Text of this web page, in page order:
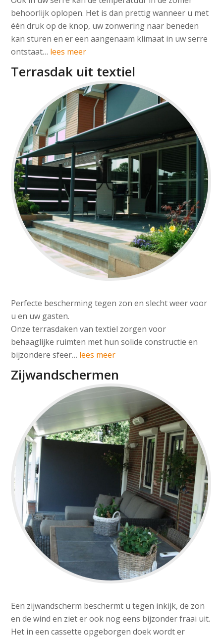
behoorlijk oplopen. Het is dan prettig wanneer u met
één druk op de knop, uw zonwering naar beneden
kan sturen en er een aangenaam klimaat in uw serre
ontstaat… lees meer
Terrasdak uit textiel
Perfecte bescherming tegen zon en slecht weer voor
u en uw gasten.
Onze terrasdaken van textiel zorgen voor
behaaglijke ruimten met hun solide constructie en
bijzondere sfeer… lees meer
Zijwandschermen
Een zijwandscherm beschermt u tegen inkijk, de zon
en de wind en ziet er ook nog eens bijzonder fraai uit.
Het in een cassette opgeborgen doek wordt er